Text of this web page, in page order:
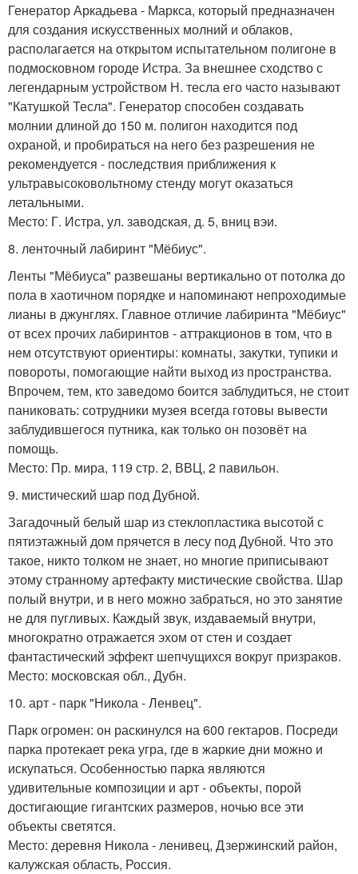
Генератор Аркадьева - Маркса, который предназначен
для создания искусственных молний и облаков,
располагается на открытом испытательном полигоне в
подмосковном городе Истра. За внешнее сходство с
легендарным устройством Н. тесла его часто называют
"Катушкой Тесла". Генератор способен создавать
молнии длиной до 150 м. полигон находится под
охраной, и пробираться на него без разрешения не
рекомендуется - последствия приближения к
ультравысоковольтному стенду могут оказаться
летальными.
Место: Г. Истра, ул. заводская, д. 5, вниц вэи.
8. ленточный лабиринт "Мёбиус".
Ленты "Мёбиуса" развешаны вертикально от потолка до
пола в хаотичном порядке и напоминают непроходимые
лианы в джунглях. Главное отличие лабиринта "Мёбиус"
от всех прочих лабиринтов - аттракционов в том, что в
нем отсутствуют ориентиры: комнаты, закутки, тупики и
повороты, помогающие найти выход из пространства.
Впрочем, тем, кто заведомо боится заблудиться, не стоит
паниковать: сотрудники музея всегда готовы вывести
заблудившегося путника, как только он позовёт на
помощь.
Место: Пр. мира, 119 стр. 2, ВВЦ, 2 павильон.
9. мистический шар под Дубной.
Загадочный белый шар из стеклопластика высотой с
пятиэтажный дом прячется в лесу под Дубной. Что это
такое, никто толком не знает, но многие приписывают
этому странному артефакту мистические свойства. Шар
полый внутри, и в него можно забраться, но это занятие
не для пугливых. Каждый звук, издаваемый внутри,
многократно отражается эхом от стен и создает
фантастический эффект шепчущихся вокруг призраков.
Место: московская обл., Дубн.
10. арт - парк "Никола - Ленвец".
Парк огромен: он раскинулся на 600 гектаров. Посреди
парка протекает река угра, где в жаркие дни можно и
искупаться. Особенностью парка являются
удивительные композиции и арт - объекты, порой
достигающие гигантских размеров, ночью все эти
объекты светятся.
Место: деревня Никола - ленивец, Дзержинский район,
калужская область, Россия.